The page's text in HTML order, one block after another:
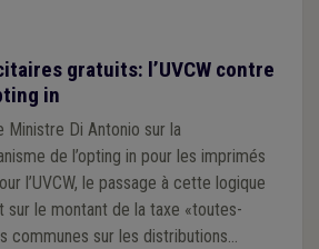
gratuits: l’UVCW contre
in
Ministre Di Antonio sur la
de l’opting in pour les imprimés
l’UVCW, le passage à cette logique
sur le montant de la taxe «toutes-
communes sur les distributions